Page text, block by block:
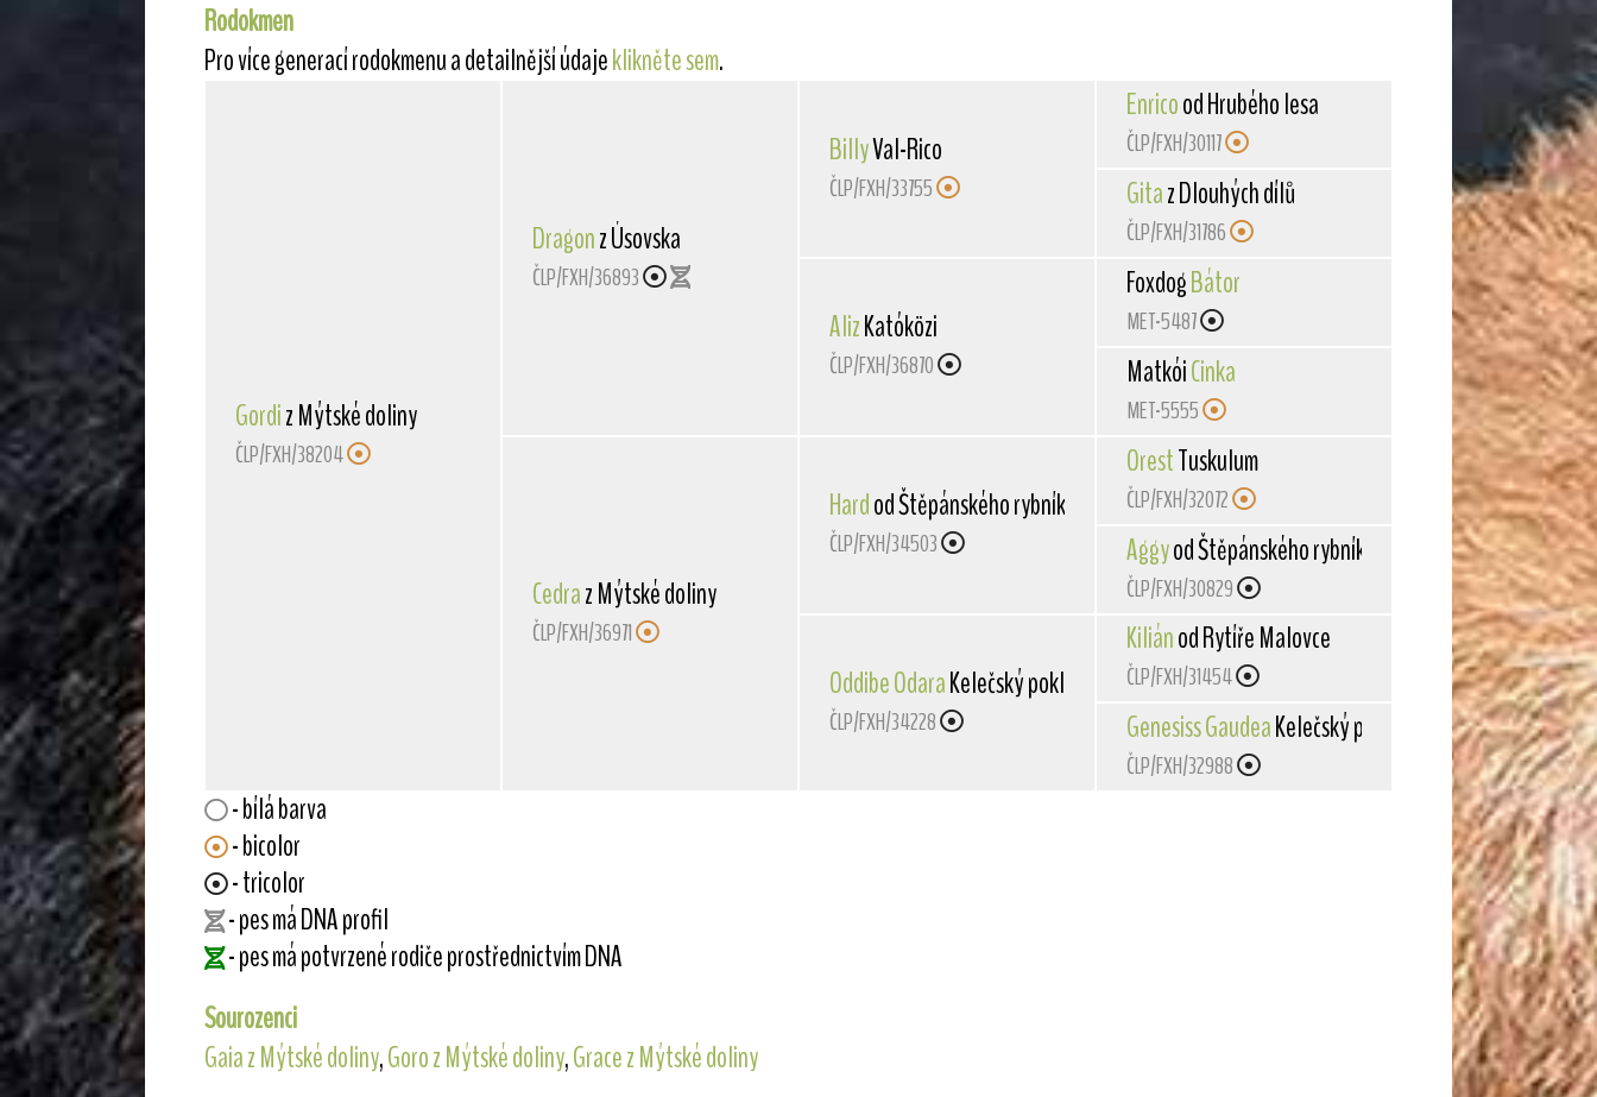
Rodokmen
Pro více generací rodokmenu a detailnější údajeklikněte sem.
Gordiz Mýtské doliny
ČLP/FXH/38204
Dragonz Úsovska
ČLP/FXH/36893
Cedraz Mýtské doliny
ČLP/FXH/36971
BillyVal-Rico
ČLP/FXH/33755
AlizKatóközi
ČLP/FXH/36870
Hardod Štěpánského rybníka
ČLP/FXH/34503
Oddibe OdaraKelečský poklad
ČLP/FXH/34228
Enricood Hrubého lesa
ČLP/FXH/30117
Gitaz Dlouhých dílů
ČLP/FXH/31786
FoxdogBátor
MET-5487
MatkóiCinka
MET-5555
OrestTuskulum
ČLP/FXH/32072
Aggyod Štěpánského rybníka
ČLP/FXH/30829
Kiliánod Rytíře Malovce
ČLP/FXH/31454
Genesiss GaudeaKelečský poklad
ČLP/FXH/32988
- bílá barva
- bicolor
- tricolor
- pes má DNA profil
- pes má potvrzené rodiče prostřednictvím DNA
Sourozenci
Gaia z Mýtské doliny,Goro z Mýtské doliny,Grace z Mýtské doliny